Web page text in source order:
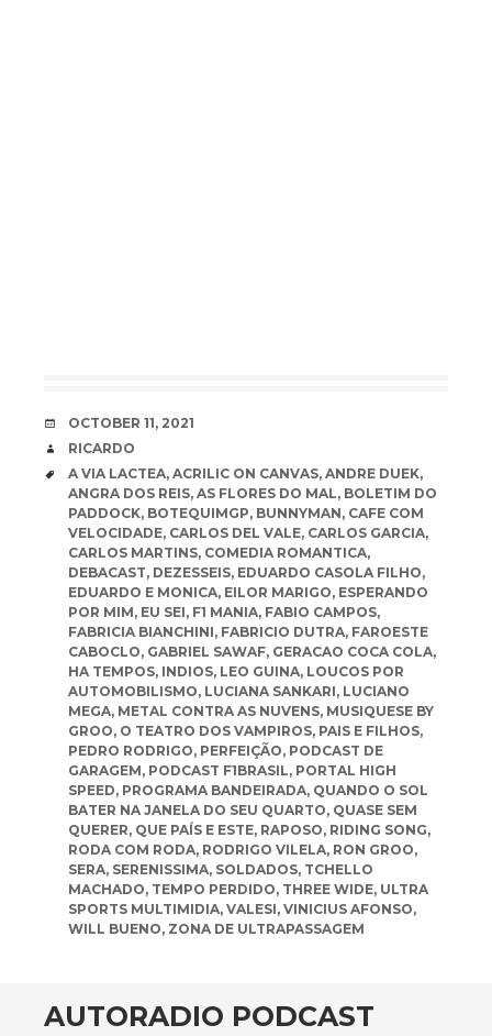
DATE
OCTOBER 11, 2021
AUTHOR
RICARDO
TAGS
A VIA LACTEA, ACRILIC ON CANVAS, ANDRE DUEK,
ANGRA DOS REIS, AS FLORES DO MAL, BOLETIM DO
PADDOCK, BOTEQUIMGP, BUNNYMAN, CAFE COM
VELOCIDADE, CARLOS DEL VALE, CARLOS GARCIA,
CARLOS MARTINS, COMEDIA ROMANTICA,
DEBACAST, DEZESSEIS, EDUARDO CASOLA FILHO,
EDUARDO E MONICA, EILOR MARIGO, ESPERANDO
POR MIM, EU SEI, F1 MANIA, FABIO CAMPOS,
FABRICIA BIANCHINI, FABRICIO DUTRA, FAROESTE
CABOCLO, GABRIEL SAWAF, GERACAO COCA COLA,
HA TEMPOS, INDIOS, LEO GUINA, LOUCOS POR
AUTOMOBILISMO, LUCIANA SANKARI, LUCIANO
MEGA, METAL CONTRA AS NUVENS, MUSIQUESE BY
GROO, O TEATRO DOS VAMPIROS, PAIS E FILHOS,
PEDRO RODRIGO, PERFEIÇÃO, PODCAST DE
GARAGEM, PODCAST F1BRASIL, PORTAL HIGH
SPEED, PROGRAMA BANDEIRADA, QUANDO O SOL
BATER NA JANELA DO SEU QUARTO, QUASE SEM
QUERER, QUE PAÍS E ESTE, RAPOSO, RIDING SONG,
RODA COM RODA, RODRIGO VILELA, RON GROO,
SERA, SERENISSIMA, SOLDADOS, TCHELLO
MACHADO, TEMPO PERDIDO, THREE WIDE, ULTRA
SPORTS MULTIMIDIA, VALESI, VINICIUS AFONSO,
WILL BUENO, ZONA DE ULTRAPASSAGEM
AUTORADIO PODCAST